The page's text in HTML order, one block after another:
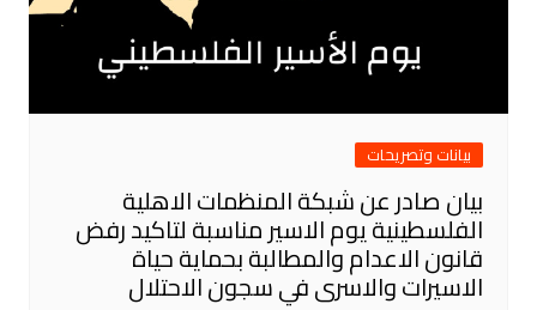
بيانات وتصريحات
بيان صادر عن شبكة المنظمات الاهلية
الفلسطينية يوم الاسير مناسبة لتاكيد رفض
قانون الاعدام والمطالبة بحماية حياة
الاسيرات والاسرى في سجون الاحتلال